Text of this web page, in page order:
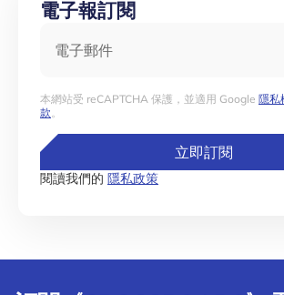
電子報訂閱
本網站受 reCAPTCHA 保護，並適用 Google 隱私
款。
立即訂閱
閱讀我們的 隱私政策